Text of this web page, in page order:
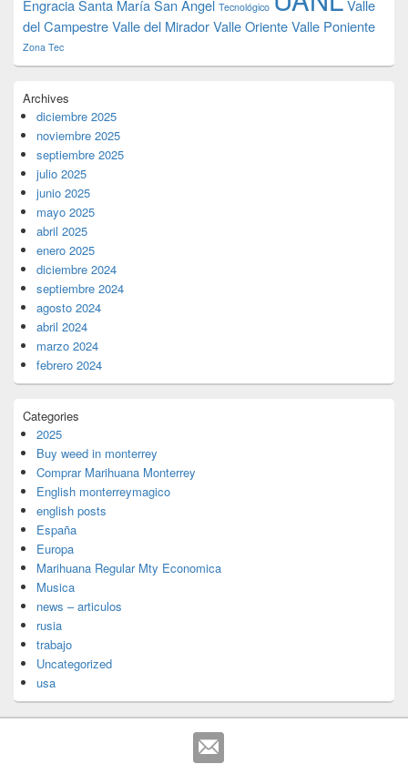
EngraciaSanta MaríaSan Ángel Tecnológico
Valle
del CampestreValle del MiradorValle OrienteValle Poniente
Zona Tec
Archives
diciembre 2025
noviembre 2025
septiembre 2025
julio 2025
junio 2025
mayo 2025
abril 2025
enero 2025
diciembre 2024
septiembre 2024
agosto 2024
abril 2024
marzo 2024
febrero 2024
Categories
2025
Buy weed in monterrey
Comprar Marihuana Monterrey
English monterreymagico
english posts
España
Europa
Marihuana Regular Mty Economica
Musica
news – articulos
rusia
trabajo
Uncategorized
usa